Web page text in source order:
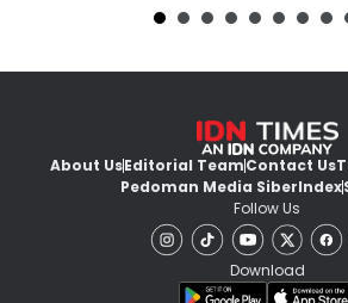
About UsEditorial TeamContact Us
Pedoman Media SiberIndex
Follow Us
Download